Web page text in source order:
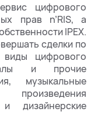
цифрового
прав n’RIS, а
IPEX.
сделки по
цифрового
и прочие
музыкальные
и дизайнерские